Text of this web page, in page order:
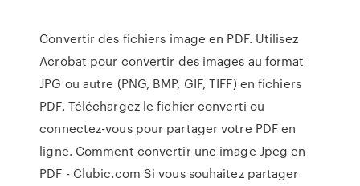
Convertir des fichiers image en PDF. Utilisez
Acrobat pour convertir des images au format
JPG ou autre (PNG, BMP, GIF, TIFF) en fichiers
PDF. Téléchargez le fichier converti ou
connectez-vous pour partager votre PDF en
ligne. Comment convertir une image Jpeg en
PDF - Clubic.com Si vous souhaitez partager